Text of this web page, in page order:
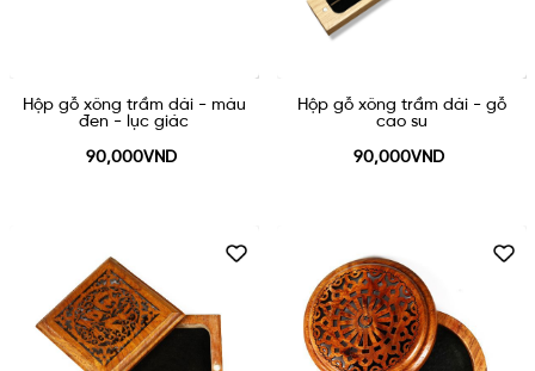
Hộp gỗ xông trầm dài - màu
đen - lục giác
90,000VND
Hộp gỗ xông trầm dài - gỗ
cao su
90,000VND